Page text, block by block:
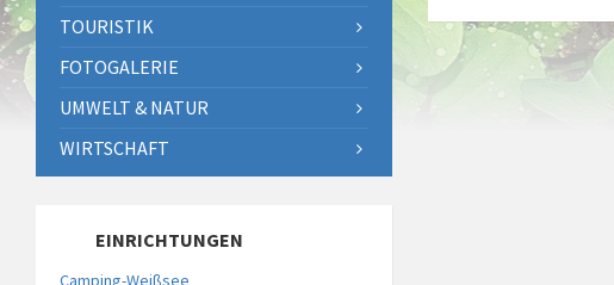
TOURISTIK
FOTOGALERIE
UMWELT & NATUR
WIRTSCHAFT
EINRICHTUNGEN
Camping-Weißsee